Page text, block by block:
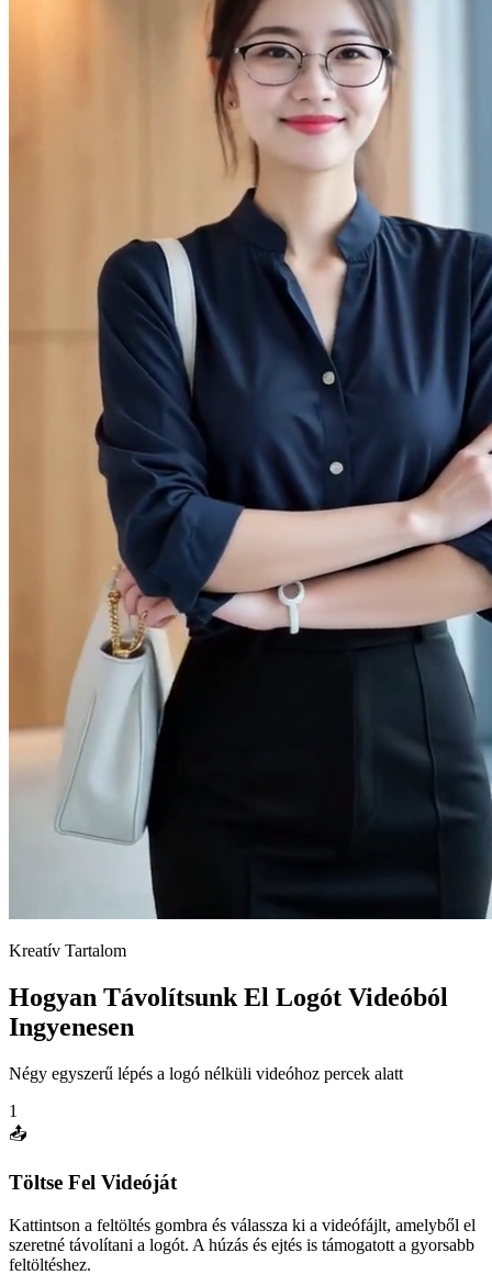
Kreatív Tartalom
Hogyan Távolítsunk El Logót Videóból
Ingyenesen
Négy egyszerű lépés a logó nélküli videóhoz percek alatt
1
📤
Töltse Fel Videóját
Kattintson a feltöltés gombra és válassza ki a videófájlt, amelyből el
szeretné távolítani a logót. A húzás és ejtés is támogatott a gyorsabb
feltöltéshez.